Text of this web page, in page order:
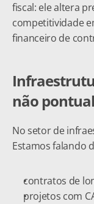
fiscal: ele altera
competitividade
financeiro de
não pontual
No setor de
Estamos falando
contratos de
projetos com